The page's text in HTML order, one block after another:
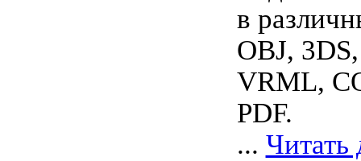
в
OBJ,
VRML,
PDF.
... Читать